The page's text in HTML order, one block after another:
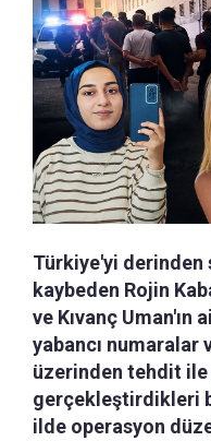
Türkiye'yi derinden
kaybeden Rojin
ve Kıvanç
yabancı numaralar
üzerinden tehdit
gerçekleştirdikleri
ilde operasyon